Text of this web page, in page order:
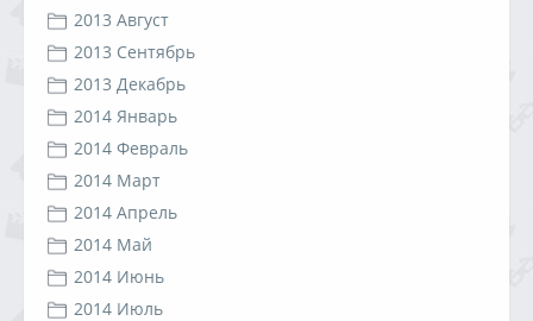
2013 Август
2013 Сентябрь
2013 Декабрь
2014 Январь
2014 Февраль
2014 Март
2014 Апрель
2014 Май
2014 Июнь
2014 Июль